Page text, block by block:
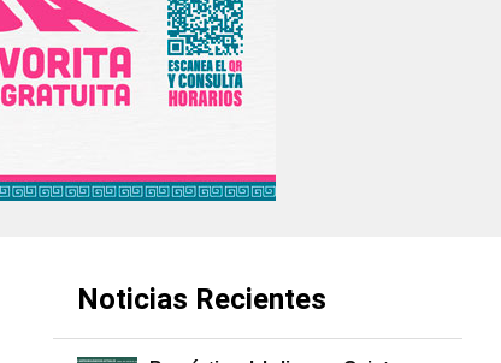
Noticias Recientes